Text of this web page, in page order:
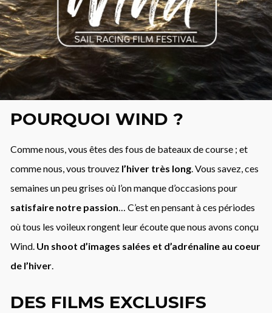
POURQUOI WIND ?
Comme nous, vous êtes des fous de bateaux de course ; et
comme nous, vous trouvez l’hiver très long . Vous savez, ces
semaines un peu grises où l’on manque d’occasions pour
satisfaire notre passion … C’est en pensant à ces périodes
où tous les voileux rongent leur écoute que nous avons conçu
Wind. Un shoot d’images salées et d’adrénaline au coeur
de l’hiver
DES FILMS EXCLUSIFS